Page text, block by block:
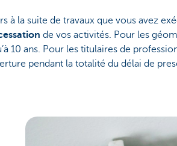
à la suite de travaux que vous avez
de vos activités. Pour les
10 ans. Pour les titulaires de
pendant la totalité du délai de